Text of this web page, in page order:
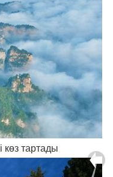
көз тартады